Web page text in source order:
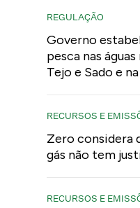
REGULAÇÃO
Governo
pesca nas
Tejo e Sado e
RECURSOS E
Zero considera
gás não tem
RECURSOS E